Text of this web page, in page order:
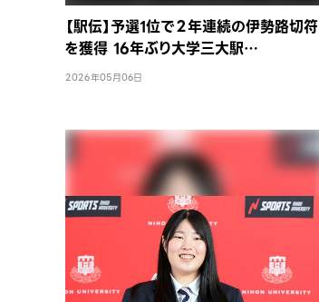
【駅伝】予選1位で２年連続の伊勢路切符
を獲得 16年ぶり大学三大駅…
2026年05月06日